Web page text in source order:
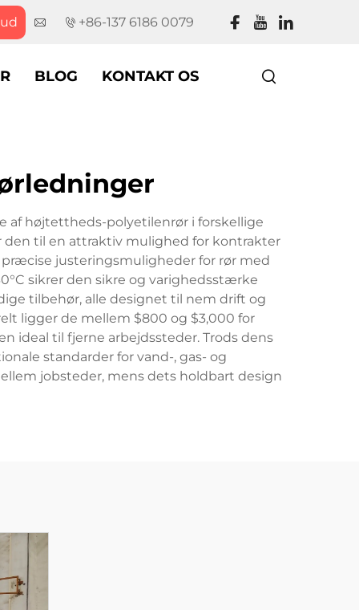
+86-137 6186 0079
BLOG KONTAKT OS
af højtettheds-polyetilenrør i forskellige
til en attraktiv mulighed for kontrakter
justeringsmuligheder for rør med
sikrer den sikre og varighedsstærke
tilbehør, alle designet til nem drift og
ligger de mellem $800 og $3,000 for
ideal til fjerne arbejdssteder. Trods dens
standarder for vand-, gas- og
jobsteder, mens dets holdbart design